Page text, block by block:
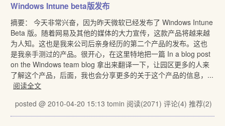
Windows Intune beta版发布
摘要： 今天非常兴奋，因为昨天微软已经发布了 Windows Intune
Beta 版。随着网易及其他的媒体的大力宣传，这款产品将越来越
为人知。这也是我来公司后亲身经历的第二个产品的发布。这也
是我亲手测过的产品。很开心，在这里特地把一篇 In a blog post
on the Windows team blog 拿出来翻译一下，让园区更多的人来
了解这个产品，后面，我也会分享更多的关于这个产品的信息，...
阅读全文
posted @ 2010-04-20 15:13 tomin 阅读(2071) 评论(4) 推荐(2)